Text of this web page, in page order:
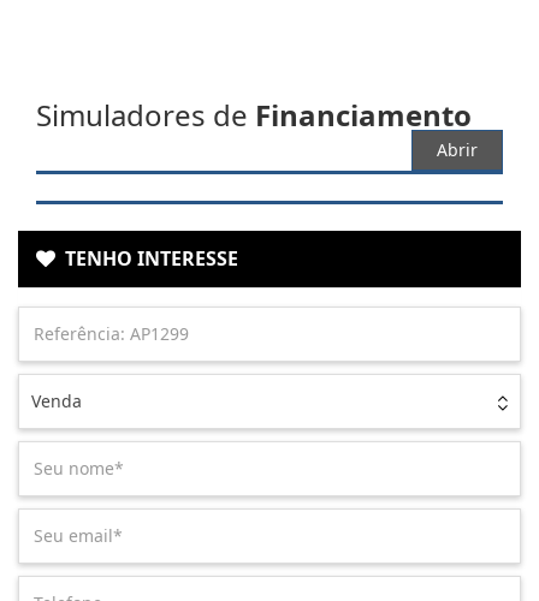
Simuladores de Financiamento
Abrir
TENHO INTERESSE
Venda